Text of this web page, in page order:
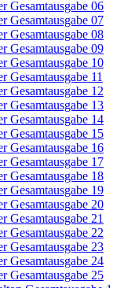
Gesamtausgabe 06
Gesamtausgabe 07
Gesamtausgabe 08
Gesamtausgabe 09
Gesamtausgabe 10
Gesamtausgabe 11
Gesamtausgabe 12
Gesamtausgabe 13
Gesamtausgabe 14
Gesamtausgabe 15
Gesamtausgabe 16
Gesamtausgabe 17
Gesamtausgabe 18
Gesamtausgabe 19
Gesamtausgabe 20
Gesamtausgabe 21
Gesamtausgabe 22
Gesamtausgabe 23
Gesamtausgabe 24
Gesamtausgabe 25